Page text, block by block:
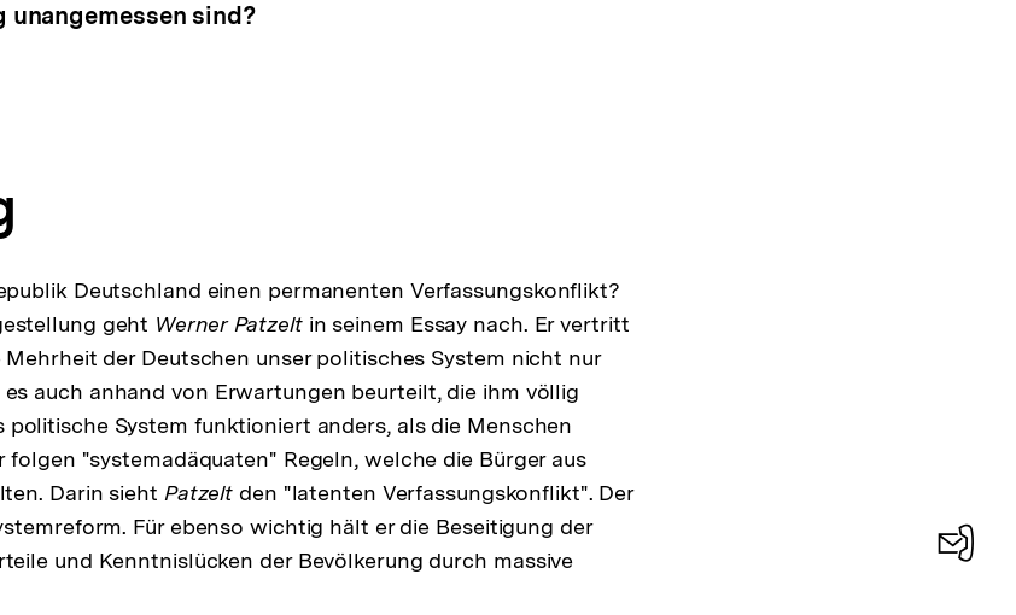
sind?
Deutschland einen permanenten Verfassungskonflikt?
geht Werner Patzeltin seinem Essay nach. Er vertritt
Mehrheit der Deutschen unser politisches System nicht nur
auch anhand von Erwartungen beurteilt, die ihm völlig
politische System funktioniert anders, als die Menschen
folgen "systemadäquaten" Regeln, welche die Bürger aus
Darin sieht Patzelt den "latenten Verfassungskonflikt". Der
Für ebenso wichtig hält er die Beseitigung der
und Kenntnislücken der Bevölkerung durch massive